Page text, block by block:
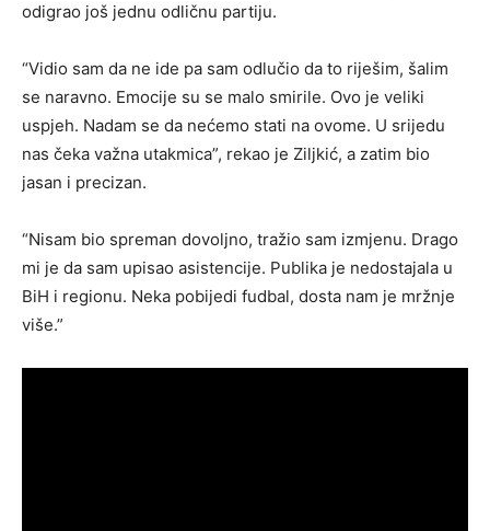
odigrao još jednu odličnu partiju.
“Vidio sam da ne ide pa sam odlučio da to riješim, šalim
se naravno. Emocije su se malo smirile. Ovo je veliki
uspjeh. Nadam se da nećemo stati na ovome. U srijedu
nas čeka važna utakmica”, rekao je Ziljkić, a zatim bio
jasan i precizan.
“Nisam bio spreman dovoljno, tražio sam izmjenu. Drago
mi je da sam upisao asistencije. Publika je nedostajala u
BiH i regionu. Neka pobijedi fudbal, dosta nam je mržnje
više.”